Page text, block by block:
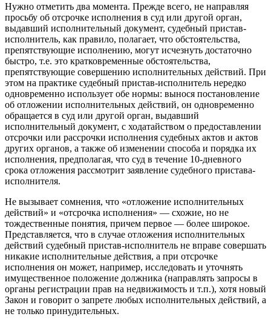
Нужно отметить два момента. Прежде всего, не направляя
просьбу об отсрочке исполнения в суд или другой орган,
выдавший исполнительный документ, судебный пристав-
исполнитель, как правило, полагает, что обстоятельства,
препятствующие исполнению, могут исчезнуть достаточно
быстро, т.е. это кратковременные обстоятельства,
препятствующие совершению исполнительных действий. При
этом на практике судебный пристав-исполнитель нередко
одновременно использует обе нормы: вынося постановление
об отложении исполнительных действий, он одновременно
обращается в суд или другой орган, выдавший
исполнительный документ, с ходатайством о предоставлении
отсрочки или рассрочки исполнения судебных актов и актов
других органов, а также об изменении способа и порядка их
исполнения, предполагая, что суд в течение 10-дневного
срока отложения рассмотрит заявление судебного пристава-
исполнителя.
Не вызывает сомнения, что «отложение исполнительных
действий» и «отсрочка исполнения» — схожие, но не
тождественные понятия, причем первое — более широкое.
Представляется, что в случае отложения исполнительных
действий судебный пристав-исполнитель не вправе совершать
никакие исполнительные действия, а при отсрочке
исполнения он может, например, исследовать и уточнять
имущественное положение должника (направлять запросы в
органы регистрации прав на недвижимость и т.п.), хотя новый
Закон и говорит о запрете любых исполнительных действий, а
не только принудительных.